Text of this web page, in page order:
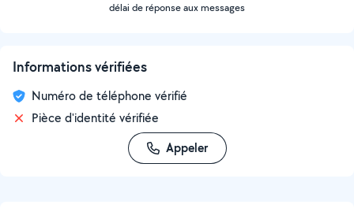
délai de réponse aux messages
Informations vérifiées
Numéro de téléphone vérifié
Pièce d'identité vérifiée
Appeler